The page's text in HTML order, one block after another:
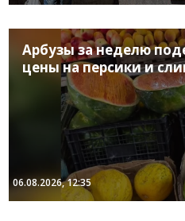
Арбузы за неделю
цены на персики и
06.08.2026, 12:35